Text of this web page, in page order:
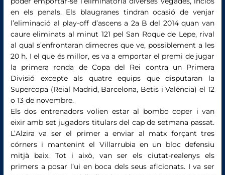
en els penals. Els blaugranes tindran ocasió de venjar
l’eliminació al play-off d’ascens a 2a B del 2014 quan van
caure eliminats al minut 121 pel San Roque de Lepe, rival
al qual s’enfrontaran dimecres que ve, possiblement a les
20 h. I el que és millor, es va a emportar el premi de jugar
la primera ronda de Copa del Rei contra un Primera
Divisió excepte als quatre equips que disputaran la
Supercopa (Reial Madrid, Barcelona, ​​Betis i València) el 12
o 13 de novembre.
Els dos entrenadors volien estar al bombo coper i van
eixir amb set jugadors titulars del cap de setmana passat.
L’Alzira va ser el primer a enviar al matx forçant tres
córners i mantenint el Villarrubia en un bloc defensiu
mitjà baix. Tot i això, van ser els ciutat-realenys els
primers a posar l’ui en boca dels seus aficionats. I va ser